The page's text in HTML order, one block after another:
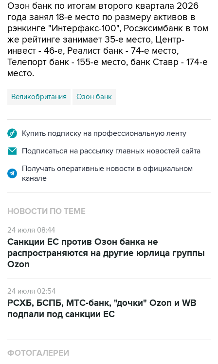
Озон банк по итогам второго квартала 2026
года занял 18-е место по размеру активов в
рэнкинге "Интерфакс-100", Росэксимбанк в том
же рейтинге занимает 35-е место, Центр-
инвест - 46-е, Реалист банк - 74-е место,
Телепорт банк - 155-е место, банк Ставр - 174-е
место.
Великобритания Озон банк
Купить подписку на профессиональную ленту
Подписаться на рассылку главных новостей сайта
Получать оперативные новости в официальном
канале
НОВОСТИ ПО ТЕМЕ
24 июля 08:44
Санкции ЕС против Озон банка не
распространяются на другие юрлица группы
Ozon
24 июля 02:54
РСХБ, БСПБ, МТС-банк, "дочки" Ozon и WB
подпали под санкции ЕС
ФОТОГАЛЕРЕИ